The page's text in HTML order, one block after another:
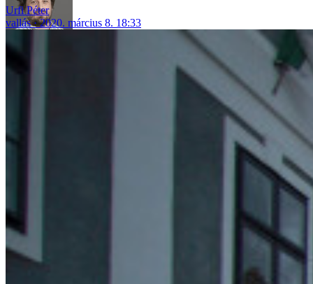
Urfi Péter
vallás
2020. március 8. 18:33